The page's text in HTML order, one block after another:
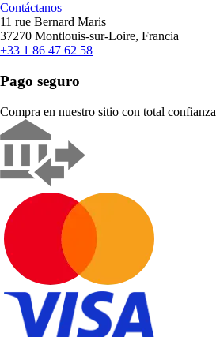
Contáctanos
11 rue Bernard Maris
37270 Montlouis-sur-Loire, Francia
+33 1 86 47 62 58
Pago seguro
Compra en nuestro sitio con total confianza